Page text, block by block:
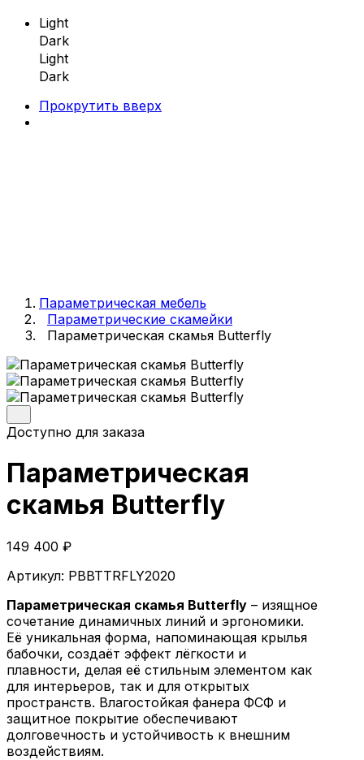
Light
Dark
Light
Dark
Прокрутить вверх
Параметрическая мебель
Параметрические скамейки
Параметрические кресла
Параметрические стойки-ресепшен
Параметрические стены и панно
Параметрические столы
Параметрические кашпо
О компании
Главная
Параметрическая мебель
Параметрические кресла
Параметрические стойки-ресепшен
Параметрические столы
Параметрические стены и панно
Параметрические шезлонги
Параметрические кашпо
Проекты
О компании
© 2026 | iParametric - Все права защищены.
Политика конфиденциальности
Параметрическая мебель
Параметрические скамейки
Параметрическая скамья Butterfly
Доступно для заказа
Параметрическая
скамья Butterfly
149 400 ₽
Артикул: PBBTTRFLY2020
Параметрическая скамья Butterfly – изящное
сочетание динамичных линий и эргономики.
Её уникальная форма, напоминающая крылья
бабочки, создаёт эффект лёгкости и
плавности, делая её стильным элементом как
для интерьеров, так и для открытых
пространств. Влагостойкая фанера ФСФ и
защитное покрытие обеспечивают
долговечность и устойчивость к внешним
воздействиям.